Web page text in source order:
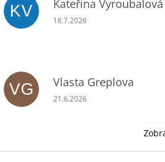
KV Kateřina Vyroubalová
Hodnocení obchodu je 5 z 5
18.7.2026
VG Vlasta Greplova
Hodnocení obchodu je 5 z 5
21.6.2026